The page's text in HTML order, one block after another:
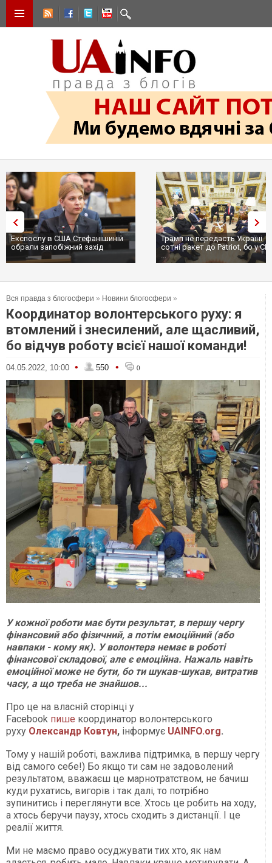
Експослу в США Стефанішиній
обрали запобіжний захід
Трамп не передасть Україні
сотні ракет до Patriot, бо у США
...
Вся правда з блогосфери » Новини блогосфери »
Координатор волонтерського руху: я
втомлений і знесилений, але щасливий,
бо відчув роботу всієї нашої команди!
04.05.2022, 10:00 • 550 • 0
У кожної роботи має бути результат, в першу чергу
фінансовий або фізичний, а потім емоційний (або
навпаки - кому як). У волонтера немає в роботі
фінансової складової, але є емоційна. Нажаль навіть
емоційної може не бути, бо ти шукав-шукав, витратив
часу, а що треба не знайшов...
Про це на власній сторінці у
Facebook пише координатор волонтерського
руху Олександр Ковтун, інформує UAINFO.org.
Тому у нашій роботі, важлива підтримка, в першу чергу
від самого себе!) Бо якщо ти сам не задоволений
результатом, вважаєш це марнотратством, не бачиш
куди рухатись, вигорів і так далі, то потрібно
зупинитись і переглянути все. Хтось це робить на ходу,
а хтось беручи паузу, хтось сходить з дистанції. І це
реалії життя.
Ми не маємо право осуджувати тих хто, як нам